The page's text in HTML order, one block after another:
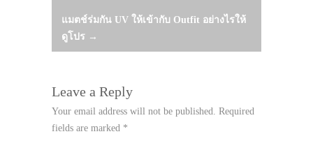
navigation
แมตช์ร่มกัน UV ให้เข้ากับ Outfit อย่างไรให้
ดูโปร →
Leave a Reply
Your email address will not be published. Required
fields are marked *